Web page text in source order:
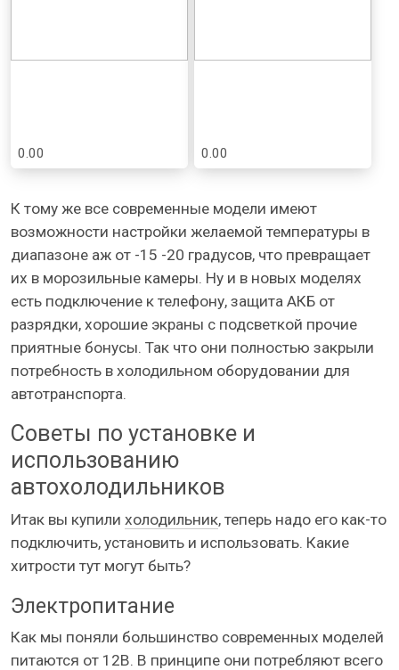
0.00 0.00
К тому же все современные модели имеют
возможности настройки желаемой температуры в
диапазоне аж от -15 -20 градусов, что превращает
их в морозильные камеры. Ну и в новых моделях
есть подключение к телефону, защита АКБ от
разрядки, хорошие экраны с подсветкой прочие
приятные бонусы. Так что они полностью закрыли
потребность в холодильном оборудовании для
автотранспорта.
Советы по установке и
использованию
автохолодильников
Итак вы купили холодильник, теперь надо его как-то
подключить, установить и использовать. Какие
хитрости тут могут быть?
Электропитание
Как мы поняли большинство современных моделей
питаются от 12В. В принципе они потребляют всего